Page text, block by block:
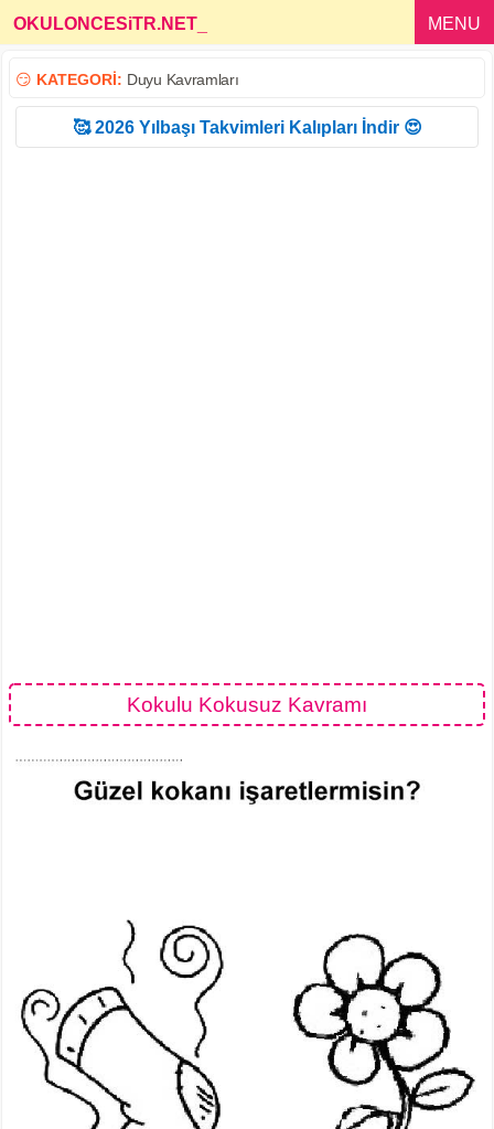
OKULONCESiTR.NET MENU
😏 KATEGORİ: Duyu Kavramları
🥰 2026 Yılbaşı Takvimleri Kalıpları İndir 😍
Kokulu Kokusuz Kavramı